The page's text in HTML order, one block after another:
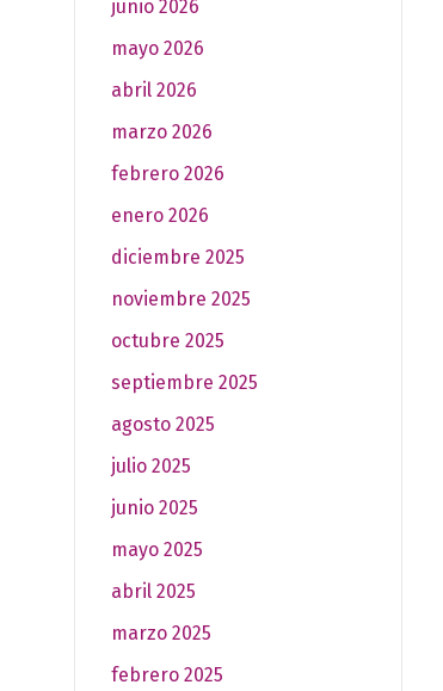
junio 2026
mayo 2026
abril 2026
marzo 2026
febrero 2026
enero 2026
diciembre 2025
noviembre 2025
octubre 2025
septiembre 2025
agosto 2025
julio 2025
junio 2025
mayo 2025
abril 2025
marzo 2025
febrero 2025